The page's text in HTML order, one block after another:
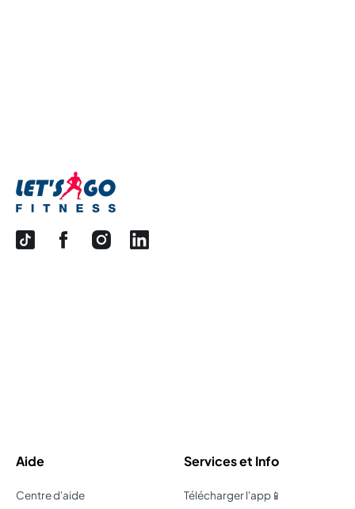
Aide
Centre d'aide
Services et Info
Télécharger l'app📱